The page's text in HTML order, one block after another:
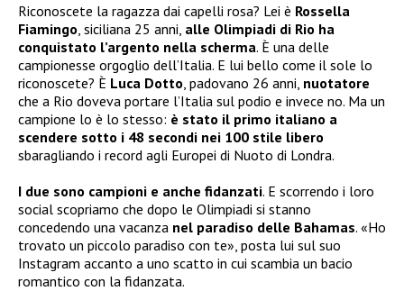
Riconoscete la ragazza dai capelli rosa? Lei è Rossella
Fiamingo , siciliana 25 anni, alle Olimpiadi di Rio ha
conquistato l’argento nella scherma. È una delle
campionesse orgoglio dell’Italia. E lui bello come il sole lo
riconoscete? È Luca Dotto , padovano 26 anni, nuotatore
che a Rio doveva portare l’Italia sul podio e invece no. Ma un
campione lo è lo stesso: è stato il primo italiano a
scendere sotto i 48 secondi nei 100 stile libero
sbaragliando i record agli Europei di Nuoto di Londra.
I due sono campioni e anche fidanzati. E scorrendo i loro
social scopriamo che dopo le Olimpiadi si stanno
concedendo una vacanza nel paradiso delle Bahamas. «Ho
trovato un piccolo paradiso con te», posta lui sul suo
Instagram accanto a uno scatto in cui scambia un bacio
romantico con la fidanzata.